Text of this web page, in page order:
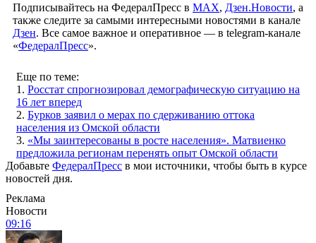
Подписывайтесь на ФедералПресс в МАХ, Дзен.Новости, а
также следите за самыми интересными новостями в канале
Дзен. Все самое важное и оперативное — в telegram-канале
«ФедералПресс».
Еще по теме:
1. Росстат спрогнозировал демографическую ситуацию на
16 лет вперед
2. Бурков заявил о мерах по сдерживанию оттока
населения из Омской области
3. «Мы заинтересованы в росте населения». Матвиенко
предложила регионам перенять опыт Омской области
Добавьте ФедералПресс в мои источники, чтобы быть в курсе
новостей дня.
Реклама
Новости
09:16